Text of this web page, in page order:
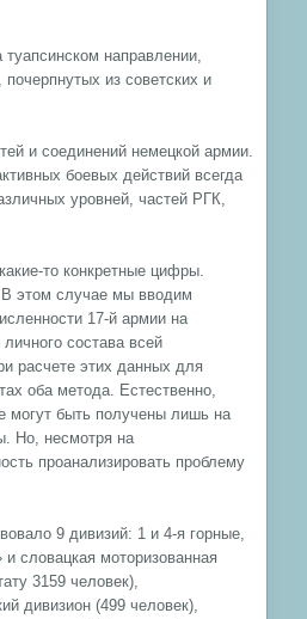
направлении,
из советских и
и соединений немецкой армии.
боевых действий всегда
уровней, частей РГК,
то конкретные цифры.
В этом случае мы вводим
17-й армии на
состава всей
расчете этих данных для
оба метода. Естественно,
могут быть получены лишь на
Но, несмотря на
проанализировать проблему
9 дивизий: 1 и 4-я горные,
словацкая моторизованная
3159 человек),
дивизион (499 человек),